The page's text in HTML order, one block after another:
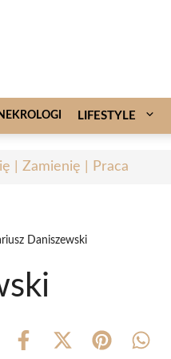
LIFESTYLE
| Zamienię | Praca
Daniszewski
Share
Share Share Share